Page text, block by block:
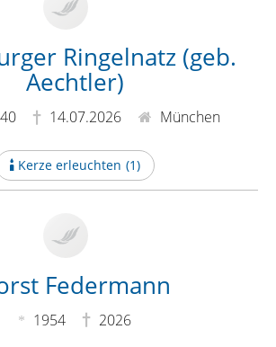
Ringelnatz (geb.
Aechtler)
14.07.2026 München
Kerze erleuchten (1)
Federmann
1954 2026